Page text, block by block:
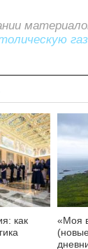
как
«Моя